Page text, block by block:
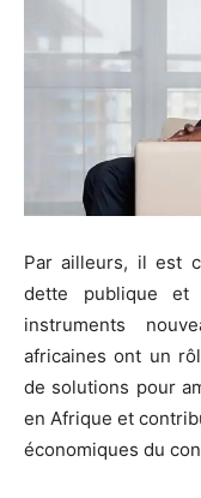
Par ailleurs, il est
dette publique et
instruments
africaines ont un
de solutions pour
en Afrique et
économiques du